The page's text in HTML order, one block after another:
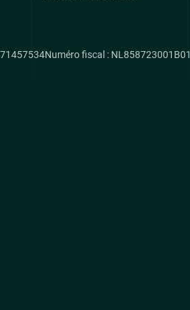
Numéro fiscal : NL858723001B01